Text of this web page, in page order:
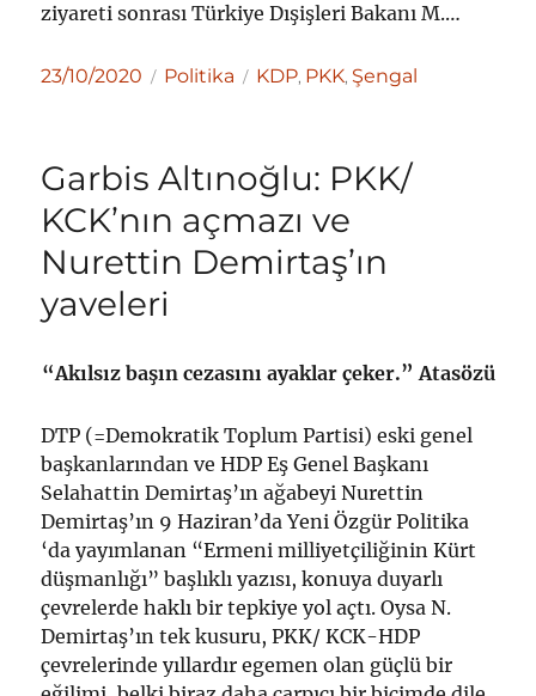
ziyareti sonrası Türkiye Dışişleri Bakanı M.…
Yayın
23/10/2020 Kategoriler
Politika Etiketler
KDP, PKK, Şengal
Garbis Altınoğlu: PKK/
KCK’nın açmazı ve
Nurettin Demirtaş’ın
yaveleri
“Akılsız başın cezasını ayaklar çeker.” Atasözü
DTP (=Demokratik Toplum Partisi) eski genel
başkanlarından ve HDP Eş Genel Başkanı
Selahattin Demirtaş’ın ağabeyi Nurettin
Demirtaş’ın 9 Haziran’da Yeni Özgür Politika
‘da yayımlanan “Ermeni milliyetçiliğinin Kürt
düşmanlığı” başlıklı yazısı, konuya duyarlı
çevrelerde haklı bir tepkiye yol açtı. Oysa N.
Demirtaş’ın tek kusuru, PKK/ KCK-HDP
çevrelerinde yıllardır egemen olan güçlü bir